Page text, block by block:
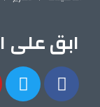
ابق على